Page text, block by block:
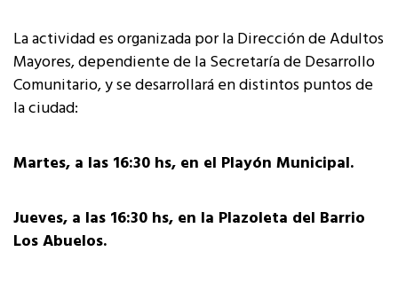
La actividad es organizada por la Dirección de Adultos
Mayores, dependiente de la Secretaría de Desarrollo
Comunitario, y se desarrollará en distintos puntos de
la ciudad:
Martes, a las 16:30 hs, en el Playón Municipal.
Jueves, a las 16:30 hs, en la Plazoleta del Barrio
Los Abuelos.